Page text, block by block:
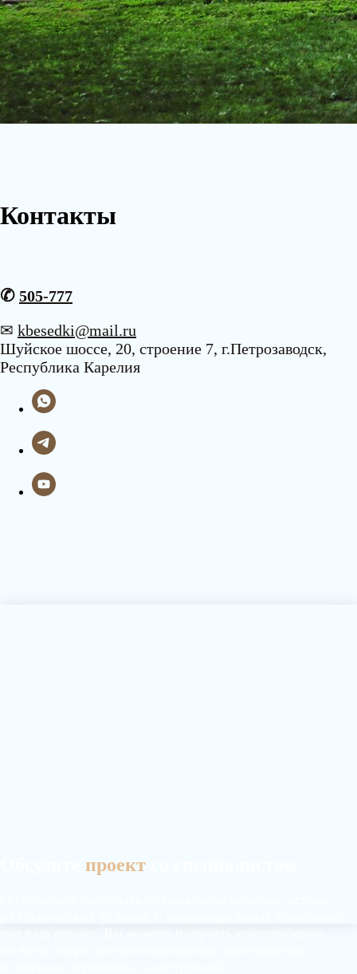
проект
Контакты
✆ 505-777
✉ kbesedki@mail.ru
Шуйское шоссе, 20, строение 7, г.Петрозаводск,
Республика Карелия